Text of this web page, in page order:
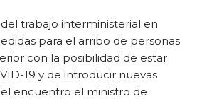
trabajo interministerial en
para el arribo de personas
con la posibilidad de estar
19 y de introducir nuevas
encuentro el ministro de